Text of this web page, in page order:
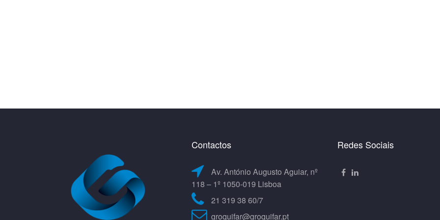
Contactos
Av. António Augusto Aguiar, nº
118 – 1º 1050-019 Lisboa
21 319 38 60/7
groquifar@groquifar.pt
Redes Sociais